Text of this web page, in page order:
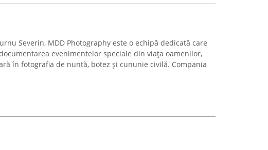
Severin, MDD Photography este o echipă dedicată care
evenimentelor speciale din viața oamenilor,
în fotografia de nuntă, botez și cununie civilă. Compania